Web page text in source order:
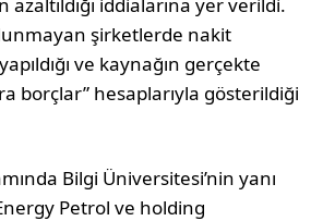
şirketlerde nakit
ve kaynağın gerçekte
borçlar” hesaplarıyla gösterildiği
Bilgi Üniversitesi’nin yanı
Petrol ve holding